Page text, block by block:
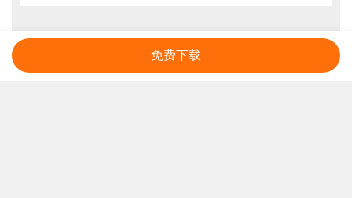
免费下载